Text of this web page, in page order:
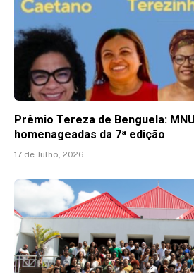
Prêmio Tereza de Benguela:
homenageadas da 7ª edição
17 de Julho, 2026